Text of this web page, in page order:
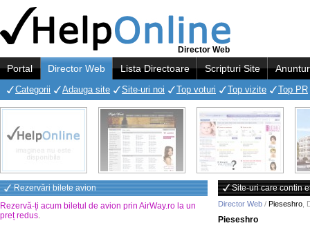
Director Web
Portal Director Web Lista Directoare Scripturi Site
Categorii Adauga site Site-uri noi Top voturi Top vizite Top PR
Rezervări bilete avion
Rezervă-ți acum biletul de avion prin AirWay.ro la un
preț redus.
Site-uri care contin
Director Web / Pieseshro
Pieseshro